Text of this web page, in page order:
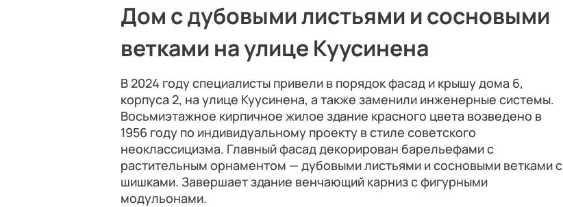
Дом с дубовыми листьями и сосновыми
ветками на улице Куусинена
В 2024 году специалисты привели в порядок фасад и крышу дома 6,
корпуса 2, на улице Куусинена, а также заменили инженерные системы.
Восьмиэтажное кирпичное жилое здание красного цвета возведено в
1956 году по индивидуальному проекту в стиле советского
неоклассицизма. Главный фасад декорирован барельефами с
растительным орнаментом — дубовыми листьями и сосновыми ветками с
шишками. Завершает здание венчающий карниз с фигурными
модульонами.